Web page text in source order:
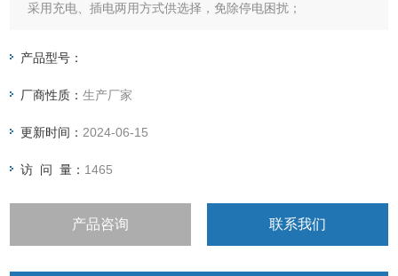
采用充电、插电两用方式供选择，免除停电困扰；
仪表可选LED数码管或者LCD液晶显示；
可设定上下限做检重秤用；
产品型号：
厂商性质：生产厂家
更新时间： 2024-06-15
访 问 量： 1465
产品咨询 联系我们